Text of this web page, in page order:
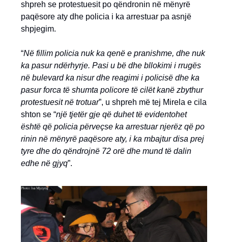
shpreh se protestuesit po qëndronin në mënyrë
paqësore aty dhe policia i ka arrestuar pa asnjë
shpjegim.
“Në fillim policia nuk ka qenë e pranishme, dhe nuk
ka pasur ndërhyrje. Pasi u bë dhe bllokimi i rrugës
në bulevard ka nisur dhe reagimi i policisë dhe ka
pasur forca të shumta policore të cilët kanë zbythur
protestuesit në trotuar”, u shpreh më tej Mirela e cila
shton se “një tjetër gje që duhet të evidentohet
është që policia përveçse ka arrestuar njerëz që po
rinin në mënyrë paqësore aty, i ka mbajtur disa prej
tyre dhe do qëndrojnë 72 orë dhe mund të dalin
edhe në gjyq”.